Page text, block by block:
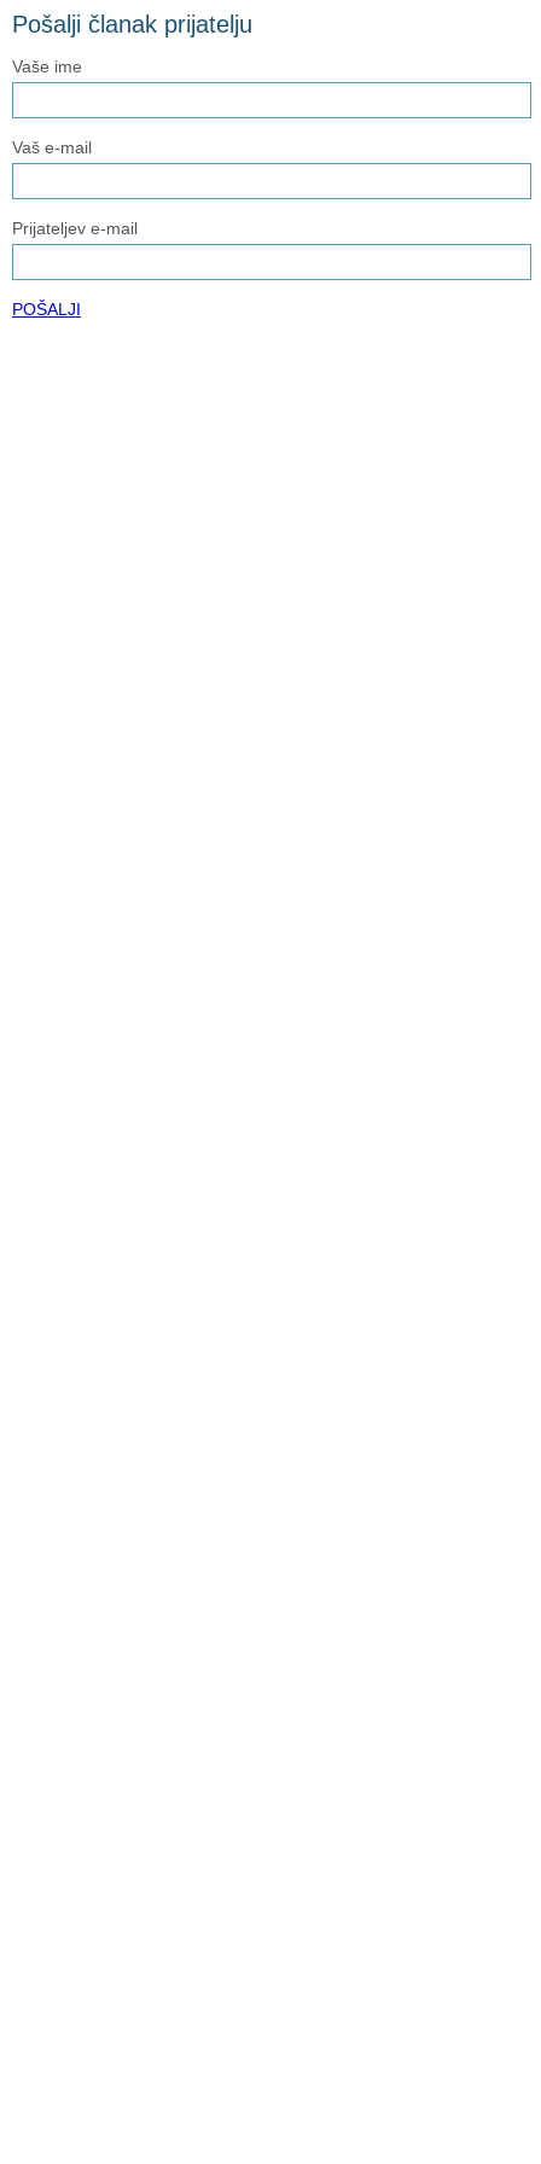
Pošalji članak prijatelju
Vaše ime
Vaš e-mail
Prijateljev e-mail
POŠALJI